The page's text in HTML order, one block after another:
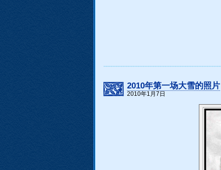
2010年第一场大雪的照片
2010年1月7日